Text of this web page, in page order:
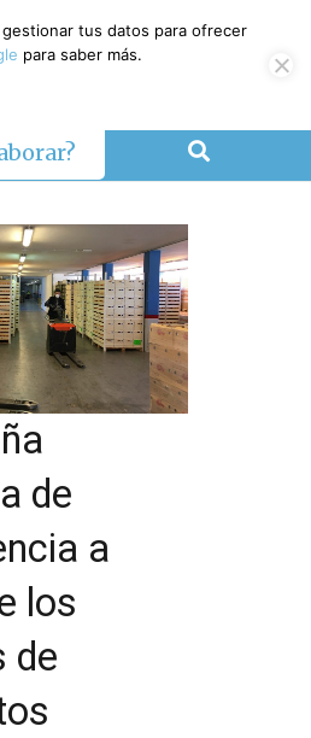
de
a
los
de
tus datos para ofrecer
para saber más.